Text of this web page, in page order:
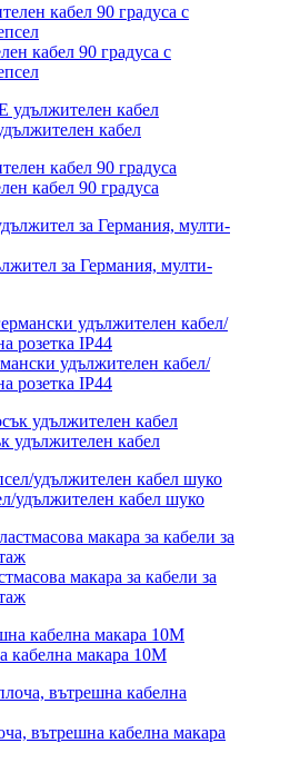
кабел 90 градуса с
кабел
кабел 90 градуса
за Германия, мулти-
удължителен кабел/
розетка IP44
удължителен кабел
удължителен кабел шуко
макара за кабели за
кабелна макара 10M
вътрешна кабелна макара